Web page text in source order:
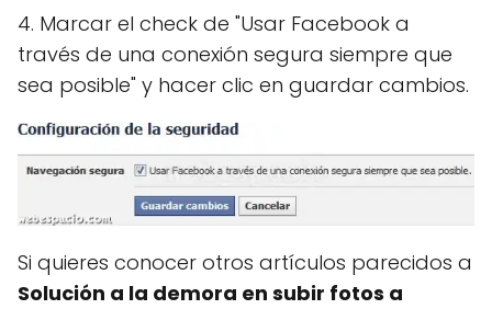
4. Marcar el check de "Usar Facebook a
través de una conexión segura siempre que
sea posible" y hacer clic en guardar cambios.
Si quieres conocer otros artículos parecidos a
Solución a la demora en subir fotos a